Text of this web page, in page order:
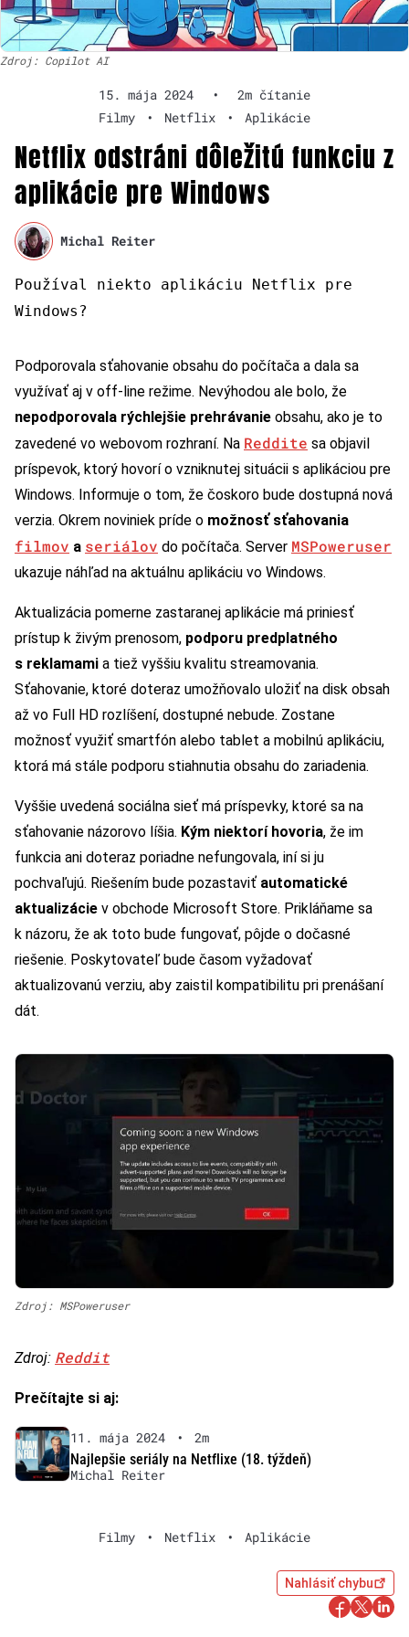
Zdroj: Copilot AI
15. mája 2024 •
2m čítanie
Filmy
• Netflix • Aplikácie
Netflix odstráni dôležitú funkciu z
aplikácie pre Windows
Michal Reiter
Používal niekto aplikáciu Netflix pre
Windows?
Podporovala sťahovanie obsahu do počítača a dala sa
využívať aj v off-line režime. Nevýhodou ale bolo, že
nepodporovala rýchlejšie prehrávanie obsahu, ako je to
zavedené vo webovom rozhraní. Na Reddite sa objavil
príspevok, ktorý hovorí o vzniknutej situácii s aplikáciou pre
Windows. Informuje o tom, že čoskoro bude dostupná nová
verzia. Okrem noviniek príde o možnosť sťahovania
filmov a seriálov do počítača. Server MSPoweruser
ukazuje náhľad na aktuálnu aplikáciu vo Windows.
Aktualizácia pomerne zastaranej aplikácie má priniesť
prístup k živým prenosom, podporu predplatného
s reklamami a tiež vyššiu kvalitu streamovania.
Sťahovanie, ktoré doteraz umožňovalo uložiť na disk obsah
až vo Full HD rozlíšení, dostupné nebude. Zostane
možnosť využiť smartfón alebo tablet a mobilnú aplikáciu,
ktorá má stále podporu stiahnutia obsahu do zariadenia.
Vyššie uvedená sociálna sieť má príspevky, ktoré sa na
sťahovanie názorovo líšia. Kým niektorí hovoria, že im
funkcia ani doteraz poriadne nefungovala, iní si ju
pochvaľujú. Riešením bude pozastaviť automatické
aktualizácie v obchode Microsoft Store. Prikláňame sa
k názoru, že ak toto bude fungovať, pôjde o dočasné
riešenie. Poskytovateľ bude časom vyžadovať
aktualizovanú verziu, aby zaistil kompatibilitu pri prenášaní
dát.
Zdroj: MSPoweruser
Zdroj: Reddit
Prečítajte si aj:
11. mája 2024 •
2m
Najlepšie seriály na Netflixe (18. týždeň)
Michal Reiter
Filmy • Netflix • Aplikácie
Nahlásiť chybu